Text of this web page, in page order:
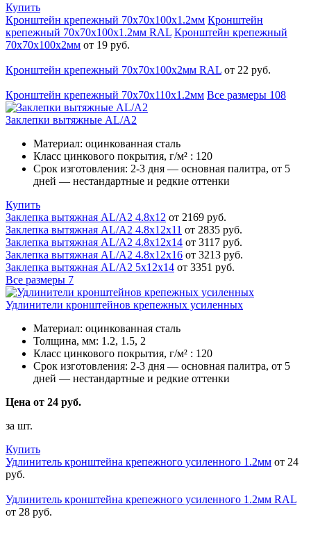
Купить
Кронштейн крепежный 70х70х100х1.2мм Кронштейн
крепежный 70х70х100х1.2мм RAL Кронштейн крепежный
70х70х100х2мм от 19 руб.
Кронштейн крепежный 70х70х100х2мм RAL от 22 руб.
Кронштейн крепежный 70х70х110х1.2мм Все размеры 108
Заклепки вытяжные AL/A2
Материал: оцинкованная сталь
Класс цинкового покрытия, г/м² : 120
Срок изготовления: 2-3 дня — основная палитра, от 5
дней — нестандартные и редкие оттенки
Купить
Заклепка вытяжная AL/A2 4.8х12 от 2169 руб.
Заклепка вытяжная AL/A2 4.8х12х11 от 2835 руб.
Заклепка вытяжная AL/A2 4.8х12х14 от 3117 руб.
Заклепка вытяжная AL/A2 4.8х12х16 от 3213 руб.
Заклепка вытяжная AL/A2 5х12х14 от 3351 руб.
Все размеры 7
Удлинители кронштейнов крепежных усиленных
Материал: оцинкованная сталь
Толщина, мм: 1.2, 1.5, 2
Класс цинкового покрытия, г/м² : 120
Срок изготовления: 2-3 дня — основная палитра, от 5
дней — нестандартные и редкие оттенки
Цена от 24 руб.
за шт.
Купить
Удлинитель кронштейна крепежного усиленного 1.2мм от 24
руб.
Удлинитель кронштейна крепежного усиленного 1.2мм RAL
от 28 руб.